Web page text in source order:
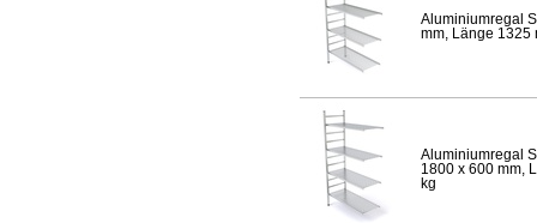
Aluminiumregal
mm, Länge 1325
Aluminiumregal
1800 x 600 mm,
kg